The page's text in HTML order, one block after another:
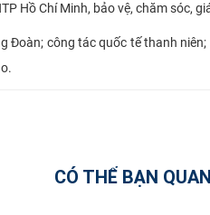
Hồ Chí Minh, bảo vệ, chăm sóc,
Đoàn; công tác quốc tế thanh
CÓ THỂ BẠN